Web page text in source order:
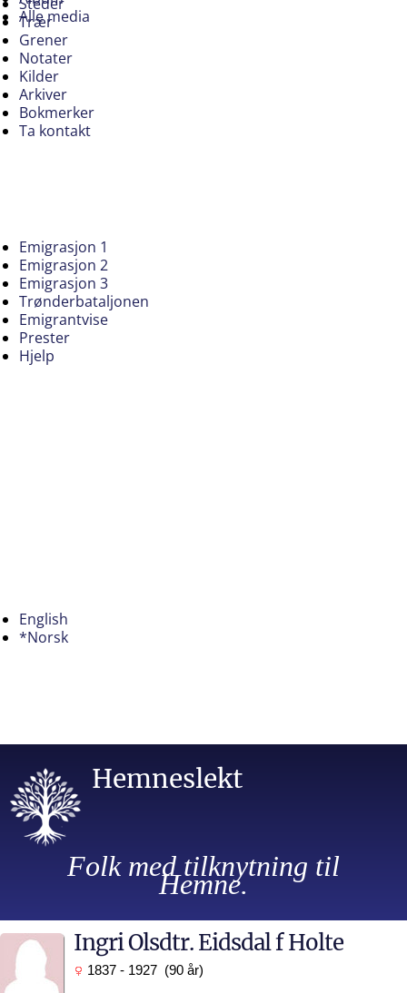
Alle media
Trær
Grener
Notater
Kilder
Arkiver
Bokmerker
Ta kontakt
Emigrasjon 1
Emigrasjon 2
Emigrasjon 3
Trønderbataljonen
Emigrantvise
Prester
Hjelp
English
*Norsk
Hemneslekt
Folk med tilknytning til
Hemne.
Ingri Olsdtr. Eidsdal f Holte
1837 - 1927 (90 år)